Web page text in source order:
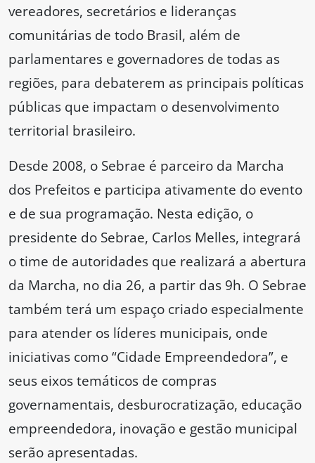
vereadores, secretários e lideranças
comunitárias de todo Brasil, além de
parlamentares e governadores de todas as
regiões, para debaterem as principais políticas
públicas que impactam o desenvolvimento
territorial brasileiro.
Desde 2008, o Sebrae é parceiro da Marcha
dos Prefeitos e participa ativamente do evento
e de sua programação. Nesta edição, o
presidente do Sebrae, Carlos Melles, integrará
o time de autoridades que realizará a abertura
da Marcha, no dia 26, a partir das 9h. O Sebrae
também terá um espaço criado especialmente
para atender os líderes municipais, onde
iniciativas como “Cidade Empreendedora”, e
seus eixos temáticos de compras
governamentais, desburocratização, educação
empreendedora, inovação e gestão municipal
serão apresentadas.